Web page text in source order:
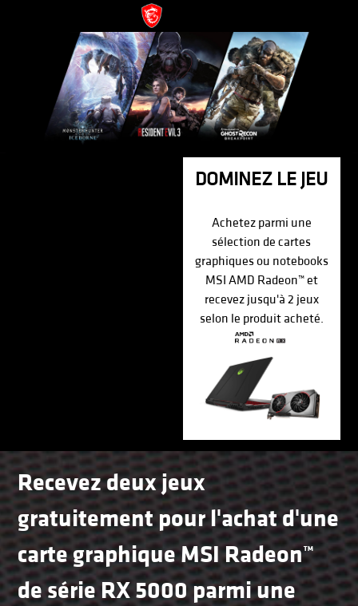
DOMINEZ LE JEU
Achetez parmi une
sélection de cartes
graphiques ou notebooks
MSI AMD Radeon™ et
recevez jusqu'à 2 jeux
selon le produit acheté.
Recevez deux jeux
gratuitement pour l'achat d'une
carte graphique MSI Radeon™
de série RX 5000 parmi une